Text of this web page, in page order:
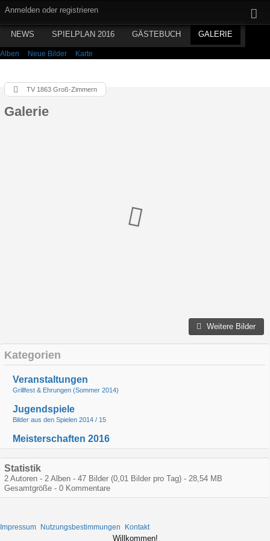
Anmelden oder registrieren
NEWS SPIELPLAN 2016 GÄSTEBUCH GALERIE
Alben Neue Bilder Karte
TV 1863 Groß-Zimmern
Galerie
Weitere Bilder
Kategorien
Veranstaltungen
Grillfest & Ehrungen (Sommer 2014)
Jugendspiele
Bilder aus den Spielen 2014 / 15
Meisterschaften 2016
Statistik
2 Autoren - 2 Alben - 47 Bilder (0,01 Bilder pro Tag) - 28,54 MB
Gesamtgröße - 0 Kommentare
Impressum Nutzungsbestimmungen Kontakt
Willkommen!